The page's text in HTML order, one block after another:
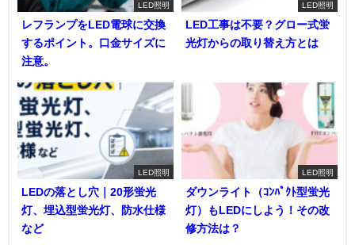
LED照明
レフランプをLED電球に交換
するポイント。口金サイズに
注意。
LED照明
LED工事は不要？グロー式蛍
光灯からの取り替え方とは
LED照明
LEDの落とし穴｜20形蛍光
灯、埋込型蛍光灯、防水仕様
など
LED照明
ダウンライト（ｺﾝﾊﾟｸﾄ型蛍光
灯）もLEDにしよう！その改
修方法は？